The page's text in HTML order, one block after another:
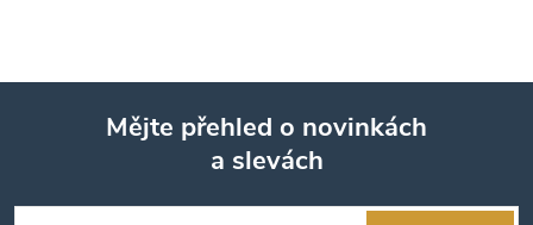
Mějte přehled o novinkách
a slevách